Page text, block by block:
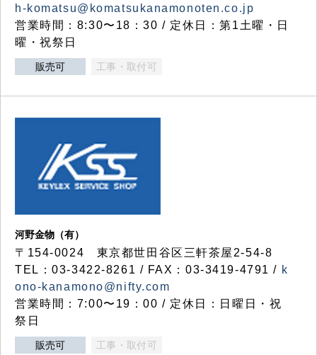
h-komatsu@komatsukanamonoten.co.jp
営業時間：8:30〜18：30 / 定休日：第1土曜・日
曜・祝祭日
販売可 工事・取付可
河野金物（有）
〒154-0024 東京都世田谷区三軒茶屋2-54-8
TEL：03-3422-8261 / FAX：03-3419-4791 / k
ono-kanamono@nifty.com
営業時間：7:00〜19：00 / 定休日：日曜日・祝
祭日
販売可 工事・取付可